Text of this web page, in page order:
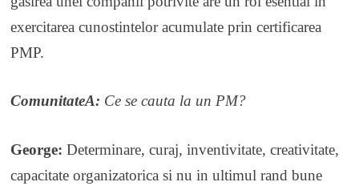
exercitarea cunostintelor acumulate prin certificarea
PMP.
ComunitateA: Ce se cauta la un PM?
George: Determinare, curaj, inventivitate, creativitate,
capacitate organizatorica si nu in ultimul rand bune